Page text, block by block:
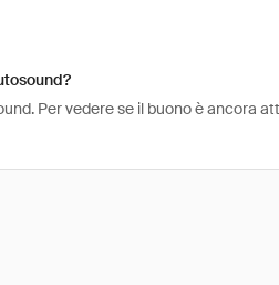
Per vedere se il buono è ancora